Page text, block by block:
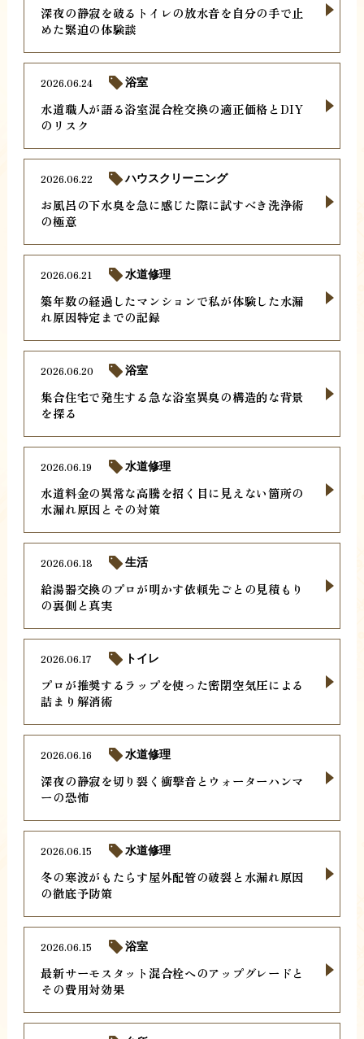
深夜の静寂を破るトイレの放水音を自分の手で止
めた緊迫の体験談
水道職人が語る浴室混合栓交換の適正価格とDIY
のリスク
2026.06.24 浴室
お風呂の下水臭を急に感じた際に試すべき洗浄術
の極意
2026.06.22 ハウスクリーニング
築年数の経過したマンションで私が体験した水漏
れ原因特定までの記録
2026.06.21 水道修理
集合住宅で発生する急な浴室異臭の構造的な背景
を探る
2026.06.20 浴室
水道料金の異常な高騰を招く目に見えない箇所の
水漏れ原因とその対策
2026.06.19 水道修理
給湯器交換のプロが明かす依頼先ごとの見積もり
の裏側と真実
2026.06.18 生活
プロが推奨するラップを使った密閉空気圧による
詰まり解消術
2026.06.17 トイレ
深夜の静寂を切り裂く衝撃音とウォーターハンマ
ーの恐怖
2026.06.16 水道修理
冬の寒波がもたらす屋外配管の破裂と水漏れ原因
の徹底予防策
2026.06.15 水道修理
最新サーモスタット混合栓へのアップグレードと
その費用対効果
2026.06.15 浴室